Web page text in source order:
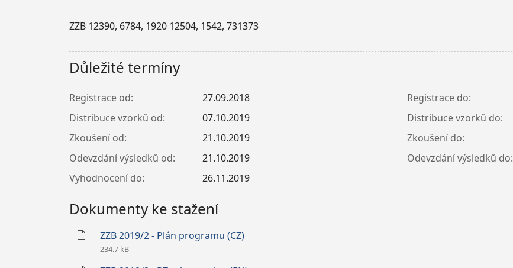
ZZB 12390, 6784, 1920 12504, 1542, 731373
Důležité termíny
Registrace od: 27.09.2018 Registrace do:
Distribuce vzorků od:
07.10.2019 Distribuce vzorků do:
Zkoušení od:
21.10.2019 Zkoušení do:
Odevzdání výsledků od:
21.10.2019 Odevzdání výsledků do:
Vyhodnocení do:
26.11.2019
Dokumenty ke stažení
ZZB 2019/2 - Plán programu (CZ)
234.7 kB